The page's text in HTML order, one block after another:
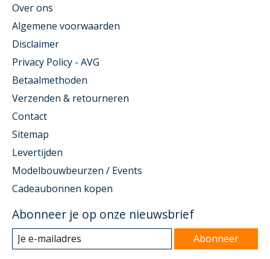
Over ons
Algemene voorwaarden
Disclaimer
Privacy Policy - AVG
Betaalmethoden
Verzenden & retourneren
Contact
Sitemap
Levertijden
Modelbouwbeurzen / Events
Cadeaubonnen kopen
Abonneer je op onze nieuwsbrief
Abonneer